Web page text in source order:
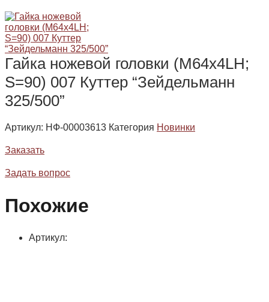
Гайка ножевой головки (М64х4LH;
S=90) 007 Куттер “Зейдельманн
325/500”
Артикул: НФ-00003613 Категория Новинки
Заказать
Задать вопрос
Похожие
Артикул: